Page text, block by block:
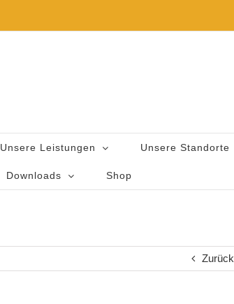
Unsere Leistungen Unsere Standorte
Downloads Shop
Zurück